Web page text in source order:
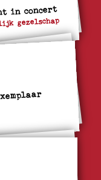
in concert
gezelschap